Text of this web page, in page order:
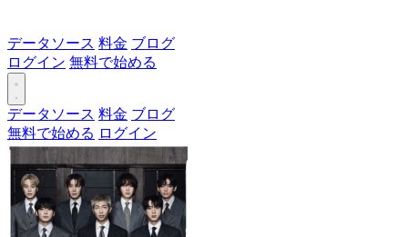
データソース 料金 ブログ
ログイン 無料で始める
データソース 料金 ブログ
無料で始める ログイン